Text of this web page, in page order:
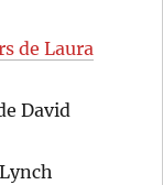
de Laura
David